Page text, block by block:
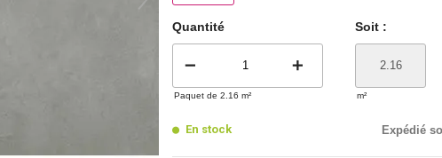
Quantité
remove add
Paquet de 2.16 m²
Soit :
m²
En stock Expédié